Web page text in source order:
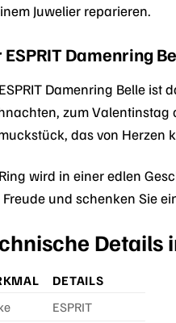
Juwelier reparieren.
ESPRIT Damenring
Damenring Belle
zum Valentinstag
das von Herzen
wird in einer edlen
Freude und schenken Sie
Details
DETAILS
ESPRIT